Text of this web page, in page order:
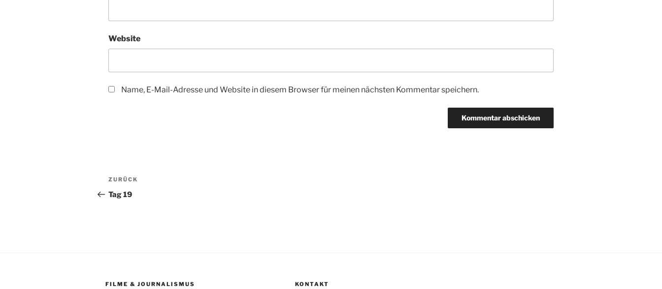
Website
Name, E-Mail-Adresse und Website in diesem Browser für meinen nächsten Kommentar speichern.
Beitragsnavigation
Vorheriger
Beitrag
ZURÜCK
Tag 19
FILME & JOURNALISMUS KONTAKT